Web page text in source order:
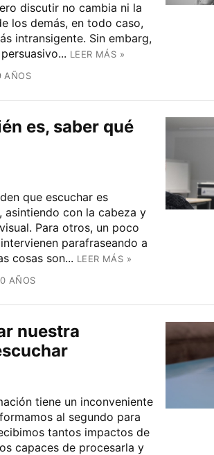
discutir no cambia ni la
los demás, en todo caso,
intransigente. Sin embarg,
LEER MÁS »
AÑOS
es, saber qué
que escuchar es
asintiendo con la cabeza y
Para otros, un poco
parafraseando a
cosas son... LEER MÁS »
AÑOS
nuestra
tiene un inconveniente
al segundo para
tantos impactos de
capaces de procesarla y